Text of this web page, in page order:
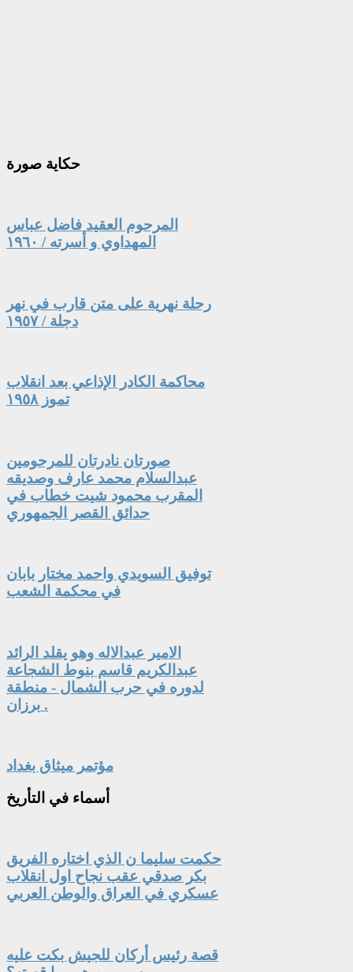
حكاية صورة
المرحوم العقيد فاضل عباس
المهداوي و أسرته / ١٩٦٠
رحلة نهرية على متن قارب في نهر
دجلة / ١٩٥٧
محاكمة الكادر الإذاعي بعد انقلاب
تموز ١٩٥٨
صورتان نادرتان للمرحومين
عبدالسلام محمد عارف وصديقه
المقرب محمود شيت خطاب في
حدائق القصر الجمهوري
توفيق السويدي واحمد مختار بابان
في محكمة الشعب
الامير عبدالاله وهو يقلد الرائد
عبدالكريم قاسم بنوط الشجاعة
لدوره في حرب الشمال - منطقة
برزان .
مؤتمر ميثاق بغداد
أسماء في التأريخ
حكمت سليما ن الذي اختاره الفريق
بكر صدقي عقب نجاح اول انقلاب
عسكري في العراق والوطن العربي
قصة رئيس أركان للجيش بكت عليه